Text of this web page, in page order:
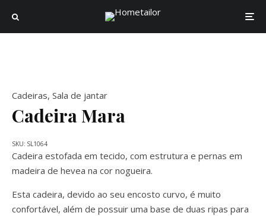
Cadeiras, Sala de jantar
Cadeira Mara
Cadeira estofada em tecido, com estrutura e pernas em
madeira de hevea na cor nogueira.
Esta cadeira, devido ao seu encosto curvo, é muito
confortável, além de possuir uma base de duas ripas para
SKU: SL1064